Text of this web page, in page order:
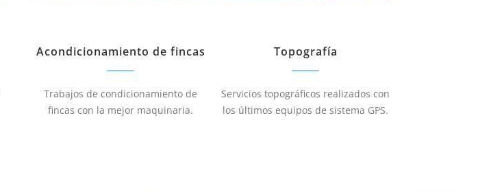
Acondicionamiento de fincas
Trabajos de condicionamiento de
fincas con la mejor maquinaria.
Topografía
Servicios topográficos realizados con
los últimos equipos de sistema GPS.